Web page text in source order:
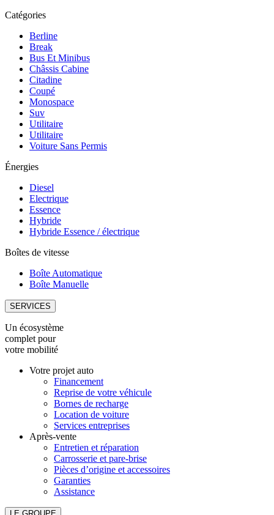
Catégories
Berline
Break
Bus Et Minibus
Châssis Cabine
Citadine
Coupé
Monospace
Suv
Utilitaire
Utilitaire
Voiture Sans Permis
Énergies
Diesel
Electrique
Essence
Hybride
Hybride Essence / électrique
Boîtes de vitesse
Boîte Automatique
Boîte Manuelle
SERVICES
Un écosystème
complet pour
votre mobilité
Votre projet auto
Financement
Reprise de votre véhicule
Bornes de recharge
Location de voiture
Services entreprises
Après-vente
Entretien et réparation
Carrosserie et pare-brise
Pièces d’origine et accessoires
Garanties
Assistance